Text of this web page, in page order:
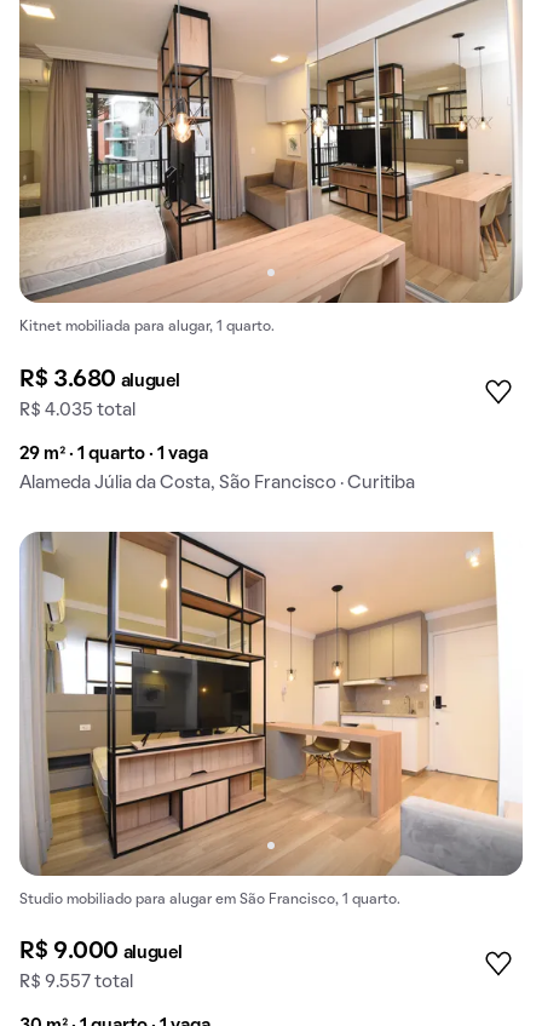
Kitnet mobiliada para alugar, 1 quarto.
R$ 3.680 aluguel
R$ 4.035 total
29 m² · 1 quarto · 1 vaga
Alameda Júlia da Costa, São Francisco · Curitiba
Studio mobiliado para alugar em São Francisco, 1 quarto.
R$ 9.000 aluguel
R$ 9.557 total